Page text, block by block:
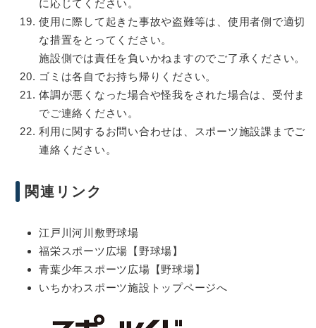
に応じてください。
使用に際して起きた事故や盗難等は、使用者側で適切
な措置をとってください。
施設側では責任を負いかねますのでご了承ください。
ゴミは各自でお持ち帰りください。
体調が悪くなった場合や怪我をされた場合は、受付ま
でご連絡ください。
利用に関するお問い合わせは、スポーツ施設課までご
連絡ください。
関連リンク
江戸川河川敷野球場
福栄スポーツ広場【野球場】
青葉少年スポーツ広場【野球場】
いちかわスポーツ施設トップページへ